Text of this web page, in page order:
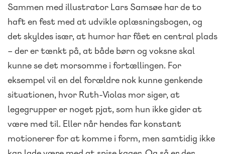
Sammen med illustrator Lars Samsøe har de to
haft en fest med at udvikle oplæsningsbogen, og
det skyldes især, at humor har fået en central plads
– der er tænkt på, at både børn og voksne skal
kunne se det morsomme i fortællingen. For
eksempel vil en del forældre nok kunne genkende
situationen, hvor Ruth-Violas mor siger, at
legegrupper er noget pjat, som hun ikke gider at
være med til. Eller når hendes far konstant
motionerer for at komme i form, men samtidig ikke